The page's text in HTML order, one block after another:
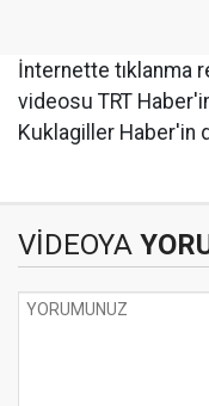
İnternette tıklanma
videosu TRT
Kuklagiller Haber'in
VİDEOYA